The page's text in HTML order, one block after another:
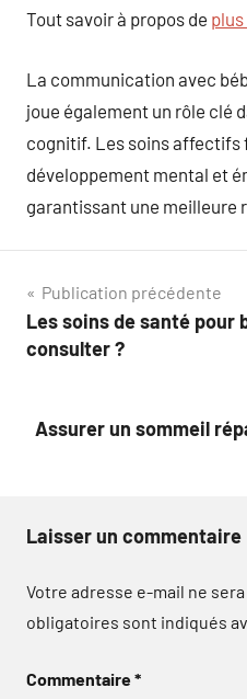
Tout savoir à propos de plus
La communication avec
joue également un rôle clé
cognitif. Les soins affectifs
développement mental et
garantissant une meilleure
Navigation
de
Publication précédente
Les soins de santé pour
consulter ?
Assurer un sommeil
Laisser un commentaire
Votre adresse e-mail ne sera
obligatoires sont indiqués
Commentaire*